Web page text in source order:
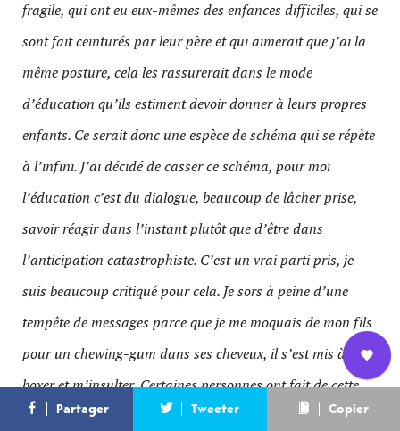
L’équipe
Nous
rejoindre
Newsletter
fragile, qui ont eu eux-mêmes des enfances difficiles, qui se
sont fait ceinturés par leur père et qui aimerait que j’ai la
même posture, cela les rassurerait dans le mode
d’éducation qu’ils estiment devoir donner à leurs propres
enfants. Ce serait donc une espèce de schéma qui se répète
à l’infini. J’ai décidé de casser ce schéma, pour moi
l’éducation c’est du dialogue, beaucoup de lâcher prise,
savoir réagir dans l’instant plutôt que d’être dans
l’anticipation catastrophiste. C’est un vrai parti pris, je
suis beaucoup critiqué pour cela. Je sors à peine d’une
tempête de messages parce que je me moquais de mon fils
pour un chewing-gum dans ses cheveux, il s’est mis à me
boxer et m’insulter. Certaines personnes ont fait de cette
scène un pamphlet contre mon éducation. Au final, je suis
Partager Tweeter Copier